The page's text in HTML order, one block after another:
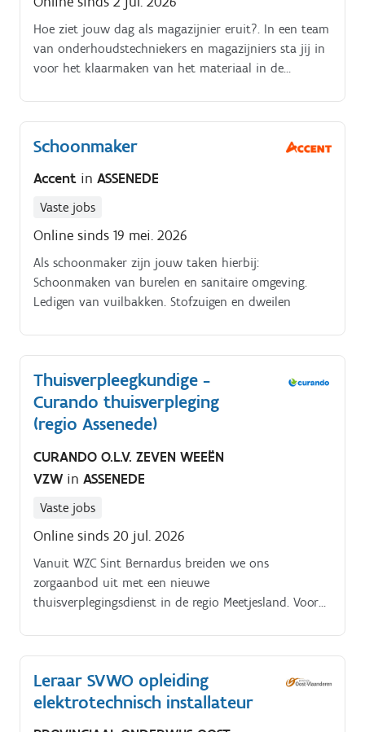
Hoe ziet jouw dag als magazijnier eruit?. In een team
van onderhoudstechniekers en magazijniers sta jij in
voor het klaarmaken van het materiaal in de
electrisch materiaal. Materiaal dat werd verhuurd ga
je ophalen en je registreert de inkomende en
uitgaande goederen in een computersysteem. Een
Schoonmaker
Accent in ASSENEDE
Vaste jobs
Online sinds 19 mei. 2026
Als schoonmaker zijn jouw taken hierbij:
Schoonmaken van burelen en sanitaire omgeving.
Ledigen van vuilbakken. Stofzuigen en dweilen
Thuisverpleegkundige -
Curando thuisverpleging
(regio Assenede)
CURANDO O.L.V. ZEVEN WEEËN
VZW in ASSENEDE
Vaste jobs
Online sinds 20 jul. 2026
Vanuit WZC Sint Bernardus breiden we ons
zorgaanbod uit met een nieuwe
thuisverplegingsdienst in de regio Meetjesland. Voor
mee hun schouders willen zetten onder dit verhaal
Als thuisverpleegkundige bied je warme en
professionele zorg aan patiënten in hun thuissituatie.
Leraar SVWO opleiding
elektrotechnisch installateur